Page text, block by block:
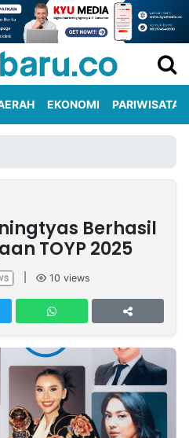
EKONOMI PARIWISATA
Berhasil
TOYP 2025
10 views